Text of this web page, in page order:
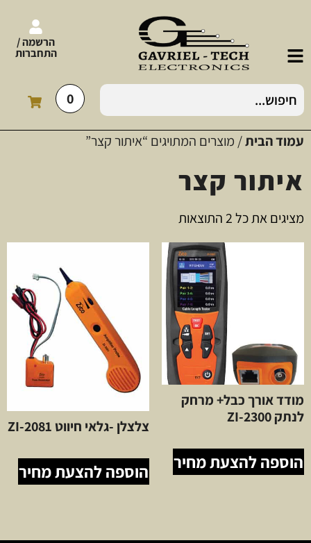
הרשמה /
התחברות
0
עמוד הבית/ מוצרים המתויגים “איתור קצר”
איתור קצר
מציגים את כל ⁦2⁩ התוצאות
מודד אורך כבל+ מרחק
לנתק ZI-2300
הוספה להצעת מחיר
צלצלן -גלאי חיווט ZI-2081
הוספה להצעת מחיר